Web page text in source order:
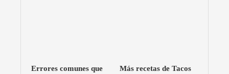
Errores comunes que
Más recetas de Tacos